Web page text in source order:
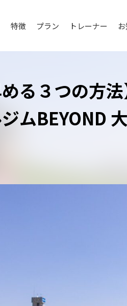
特徴 プラン トレーナー
める３つの方
ムBEYOND